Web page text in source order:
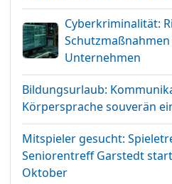
Cyberkriminalität:
Unternehmen
Bildungsurlaub:
Körpersprache souverän
Mitspieler gesucht:
Seniorentreff Garstedt
Oktober